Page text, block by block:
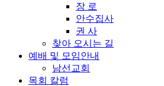
장 로
안수집사
권 사
찾아 오시는 길
예배 및 모임안내
남선교회
목회 칼럼